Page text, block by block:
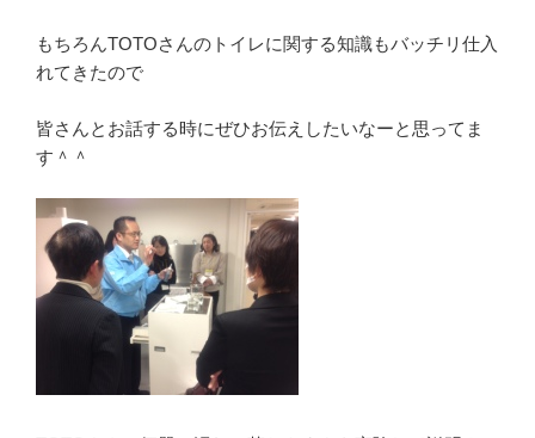
もちろんTOTOさんのトイレに関する知識もバッチリ仕入
れてきたので
皆さんとお話する時にぜひお伝えしたいなーと思ってま
す＾＾